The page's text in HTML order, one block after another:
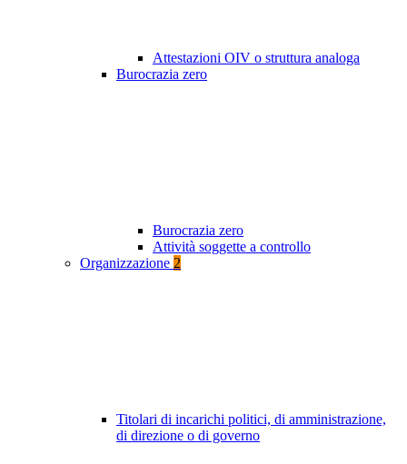
Attestazioni OIV o struttura analoga
Burocrazia zero
Burocrazia zero
Attività soggette a controllo
Organizzazione 2
Titolari di incarichi politici, di amministrazione,
di direzione o di governo